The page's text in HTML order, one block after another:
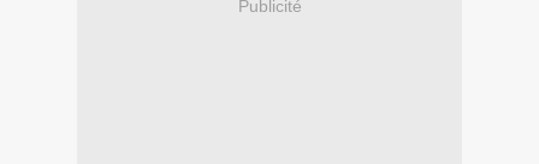
Publicité